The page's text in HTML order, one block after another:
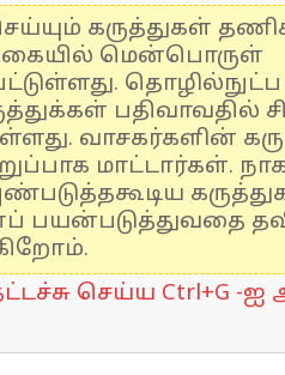
கருத்துகள்
வகையில் மென்பொருள்
பதிவாவதில்
வாசகர்களின்
மாட்டார்கள்.
செய்ய Ctrl+G -ஐ